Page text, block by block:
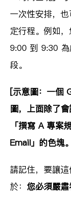
一次性安排，
定行程。例如
9:00 到 9:30
段。
[示意圖：一個
圖，上面除了
「撰寫 A 專案
Email」的色塊
請記住，要讓
於： 您必須嚴